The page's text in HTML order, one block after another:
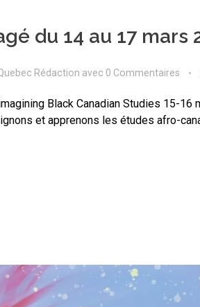
du 14 au 17 mars
Rédaction avec 0 Commentaires
Black Canadian Studies 15-
et apprenons les études afro-